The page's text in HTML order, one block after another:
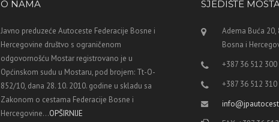
O NAMA
Javno preduzeće Autoceste Federacije Bosne i
Hercegovine društvo s ograničenom
odgovornošću Mostar registrovano je u
Općinskom sudu u Mostaru, pod brojem: Tt-O-
852/10, dana 28. 10. 2010. godine u skladu sa
Zakonom o cestama Federacije Bosne i
Hercegovine...OPŠIRNIJE
SJEDIŠTE
Adema Buća 20,
Bosna i
+387 36 512 300
+387 36 512 310